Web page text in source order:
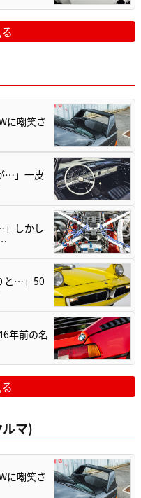
に嘲笑さ
…」一皮
」しかし
と…」50
年前の名
マ)
に嘲笑さ